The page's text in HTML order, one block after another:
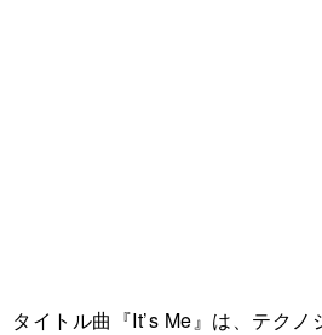
タイトル曲『It’s Me』は、テク